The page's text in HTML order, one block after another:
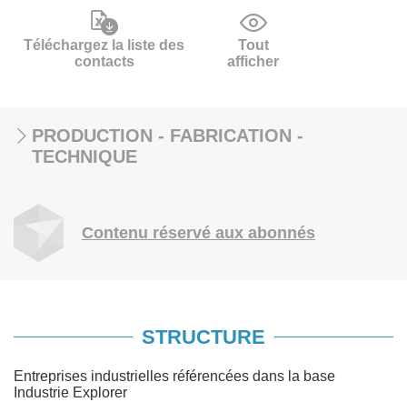
Téléchargez la liste des
contacts
Tout
afficher
PRODUCTION - FABRICATION -
TECHNIQUE
Contenu réservé aux abonnés
STRUCTURE
Entreprises industrielles référencées dans la base
Industrie Explorer